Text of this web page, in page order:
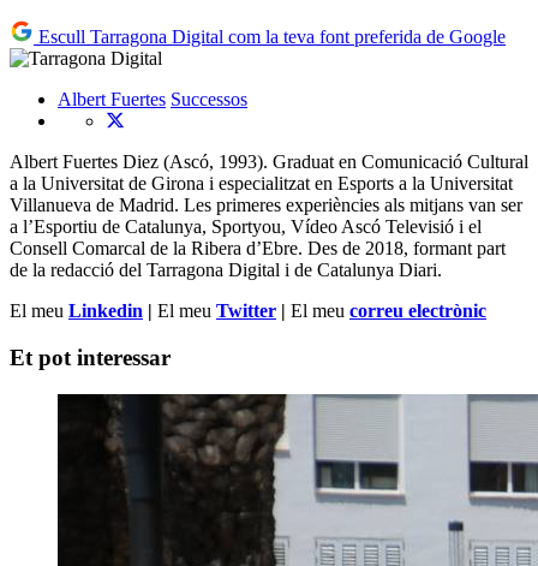
Escull Tarragona Digital com la teva font preferida de Google
Albert Fuertes Successos
Albert Fuertes Diez (Ascó, 1993). Graduat en Comunicació Cultural
a la Universitat de Girona i especialitzat en Esports a la Universitat
Villanueva de Madrid. Les primeres experiències als mitjans van ser
a l’Esportiu de Catalunya, Sportyou, Vídeo Ascó Televisió i el
Consell Comarcal de la Ribera d’Ebre. Des de 2018, formant part
de la redacció del Tarragona Digital i de Catalunya Diari.
El meu Linkedin | El meu Twitter | El meu correu electrònic
Et pot interessar